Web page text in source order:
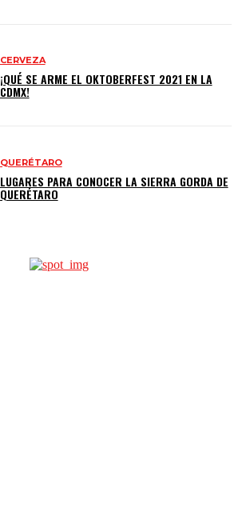
CERVEZA
¡QUÉ SE ARME EL OKTOBERFEST 2021 EN LA
CDMX!
QUERÉTARO
LUGARES PARA CONOCER LA SIERRA GORDA DE
QUERÉTARO